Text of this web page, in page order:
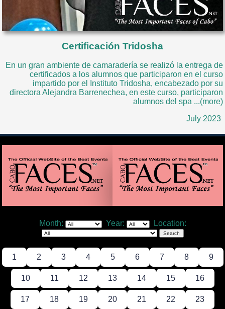
Certificación Tridosha
En un gran ambiente de camaradería se realizó la entrega de
certificados a los alumnos que participaron en el curso
impartido por el Instituto Tridosha, encabezado por su
directora Alejandra Barrenechea, en este curso, participaron
alumnos del spa ...(more)
July 2023
Month: Year: Location:
1 2 3 4 5 6 7 8 9
10 11 12 13 14 15 16
17 18 19 20 21 22 23